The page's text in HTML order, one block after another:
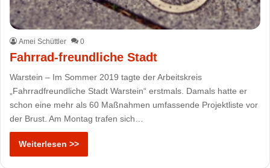
Amei Schüttler 0
Fahrrad-freundliche Stadt
Warstein – Im Sommer 2019 tagte der Arbeitskreis
„Fahrradfreundliche Stadt Warstein“ erstmals. Damals hatte er
schon eine mehr als 60 Maßnahmen umfassende Projektliste vor
der Brust. Am Montag trafen sich…
Weiterlesen >>